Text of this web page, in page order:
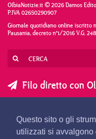
Questo sito o gli
utilizzati si avvalgono
OlbiaNotizie.it © 2026 Damos
P.IVA 02650290907
Giornale quotidiano online iscritto
Pausania, decreto n°1/2016 V.G.
Filo diretto con
SEGNALA UNA NOTIZIA
SEGNALA UN EVENTO